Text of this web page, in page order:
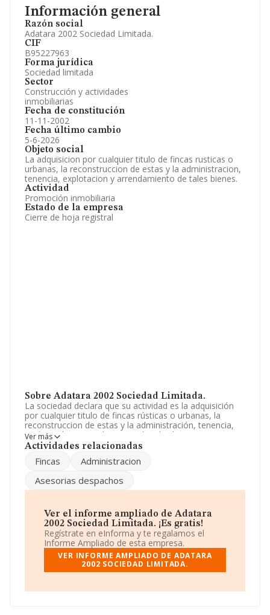
Información general
Razón social
Adatara 2002 Sociedad Limitada.
CIF
B95227963
Forma jurídica
Sociedad limitada
Sector
Construcción y actividades
inmobiliarias
Fecha de constitución
11-11-2002
Fecha último cambio
5-6-2026
Objeto social
La adquisicion por cualquier titulo de fincas rusticas o
urbanas, la reconstruccion de estas y la administracion,
tenencia, explotacion y arrendamiento de tales bienes.
Actividad
Promoción inmobiliaria
Estado de la empresa
Cierre de hoja registral
Sobre Adatara 2002 Sociedad Limitada.
La sociedad declara que su actividad es la adquisición
por cualquier titulo de fincas rústicas o urbanas, la
reconstruccion de estas y la administración, tenencia,
explotación y arrendamiento de tales bienes. La
empresa está registrada como Sociedad Limitada. Tiene
en mercados exteriores.
La empresaAdatara 2002 Sociedad Limitada
B95227963, está situada en Calle Gran Via Diego López
En base a la información de la que dispone INFORMA
sobre 231.218 compañías, a nivel nacional la facturación
asciende a 29.817 millones de euros y la media entre
todas las compañías es de 128 mil euros de ventas en
2005. Teniendo en cuenta la información sobre Vizcaya,
en la base de datos de INFORMA aparecen 3561
millones de euros. Para aportar ulterior información de
Ver más
Actividades relacionadas
Fincas
Administracion
Asesorias despachos
Ver el informe ampliado de Adatara
2002 Sociedad Limitada. ¡Es gratis!
Regístrate en eInforma y te regalamos el
Informe Ampliado de esta empresa.
VER INFORME AMPLIADO DE ADATARA
2002 SOCIEDAD LIMITADA.
Información oficial y registral complementaria.